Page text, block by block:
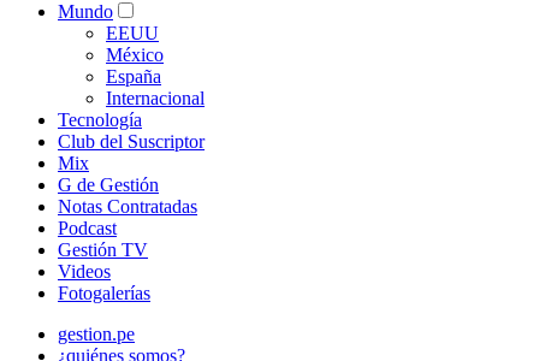
Mundo
EEUU
México
España
Internacional
Tecnología
Club del Suscriptor
Mix
G de Gestión
Notas Contratadas
Podcast
Gestión TV
Videos
Fotogalerías
gestion.pe
¿quiénes somos?